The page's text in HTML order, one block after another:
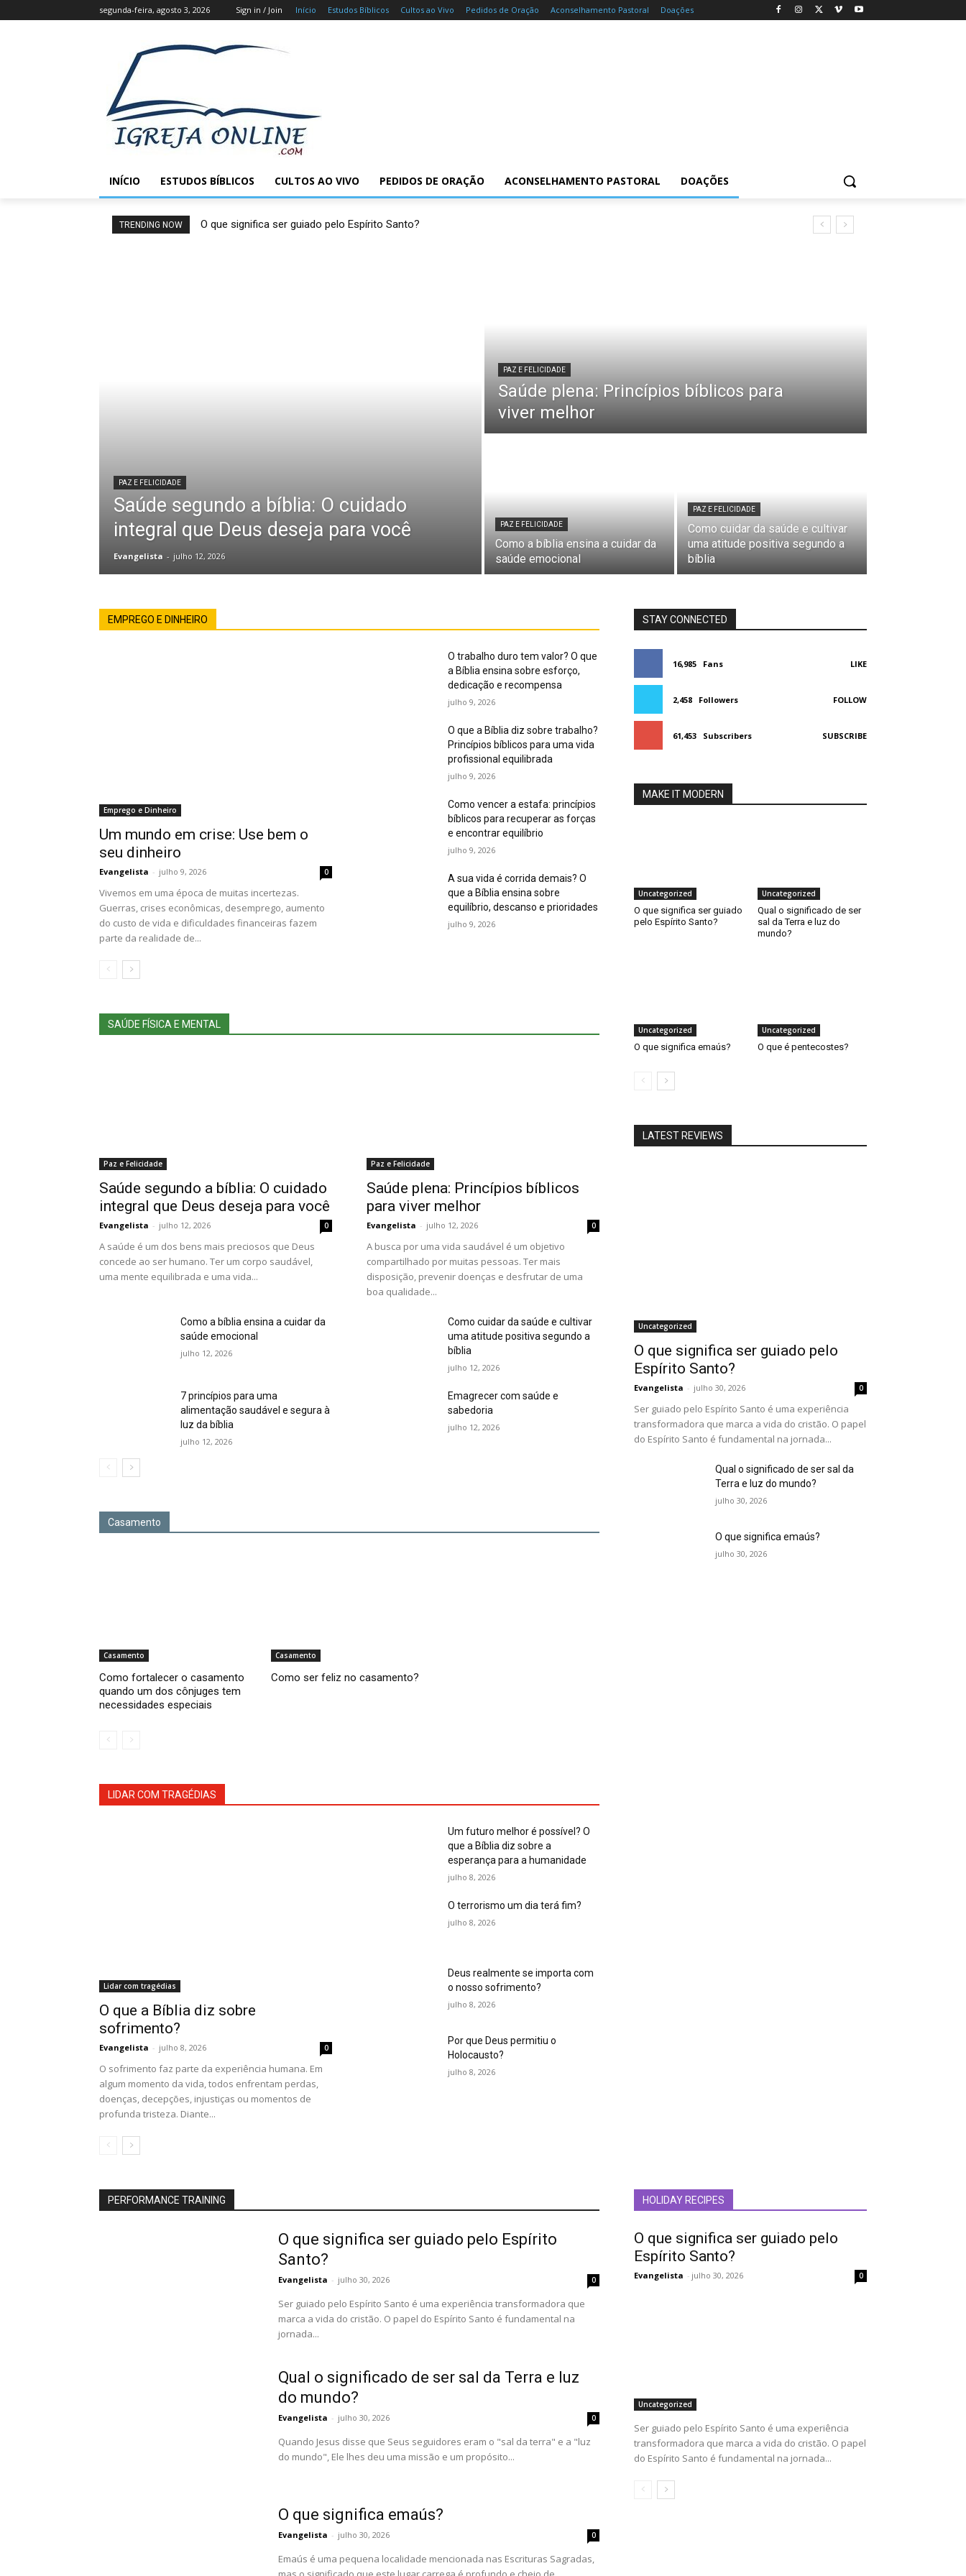
segunda-feira, agosto 3, 2026 Sign in / Join Início Estudos Bíblicos Cultos ao Vivo Pedidos de Oração Aconselhamento Pastoral Doações
INÍCIO ESTUDOS BÍBLICOS CULTOS AO VIVO PEDIDOS DE ORAÇÃO ACONSELHAMENTO PASTORAL DOAÇÕES
TRENDING NOW O que significa ser guiado pelo Espírito Santo?
PAZ E FELICIDADE
Saúde segundo a bíblia: O cuidado
integral que Deus deseja para você
Evangelista - julho 12, 2026
PAZ E FELICIDADE
Saúde plena: Princípios bíblicos para
viver melhor
PAZ E FELICIDADE
Como a bíblia ensina a cuidar da
saúde emocional
PAZ E FELICIDADE
Como cuidar da saúde e cultivar
uma atitude positiva segundo a
bíblia
EMPREGO E DINHEIRO
Emprego e Dinheiro
Um mundo em crise: Use bem o
seu dinheiro
Evangelista - julho 9, 2026 0
Vivemos em uma época de muitas incertezas.
Guerras, crises econômicas, desemprego, aumento
do custo de vida e dificuldades financeiras fazem
parte da realidade de...
O trabalho duro tem valor? O que
a Bíblia ensina sobre esforço,
dedicação e recompensa
julho 9, 2026
O que a Bíblia diz sobre trabalho?
Princípios bíblicos para uma vida
profissional equilibrada
julho 9, 2026
Como vencer a estafa: princípios
bíblicos para recuperar as forças
e encontrar equilíbrio
julho 9, 2026
A sua vida é corrida demais? O
que a Bíblia ensina sobre
equilíbrio, descanso e prioridades
julho 9, 2026
SAÚDE FÍSICA E MENTAL
Paz e Felicidade
Saúde segundo a bíblia: O cuidado
integral que Deus deseja para você
Evangelista - julho 12, 2026 0
A saúde é um dos bens mais preciosos que Deus
concede ao ser humano. Ter um corpo saudável,
uma mente equilibrada e uma vida...
Paz e Felicidade
Saúde plena: Princípios bíblicos
para viver melhor
Evangelista - julho 12, 2026 0
A busca por uma vida saudável é um objetivo
compartilhado por muitas pessoas. Ter mais
disposição, prevenir doenças e desfrutar de uma
boa qualidade...
Como a bíblia ensina a cuidar da
saúde emocional
julho 12, 2026
Como cuidar da saúde e cultivar
uma atitude positiva segundo a
bíblia
julho 12, 2026
7 princípios para uma
alimentação saudável e segura à
luz da bíblia
julho 12, 2026
Emagrecer com saúde e
sabedoria
julho 12, 2026
Casamento
Casamento
Como fortalecer o casamento
quando um dos cônjuges tem
necessidades especiais
Casamento
Como ser feliz no casamento?
LIDAR COM TRAGÉDIAS
Lidar com tragédias
O que a Bíblia diz sobre
sofrimento?
Evangelista - julho 8, 2026 0
O sofrimento faz parte da experiência humana. Em
algum momento da vida, todos enfrentam perdas,
doenças, decepções, injustiças ou momentos de
profunda tristeza. Diante...
Um futuro melhor é possível? O
que a Bíblia diz sobre a
esperança para a humanidade
julho 8, 2026
O terrorismo um dia terá fim?
julho 8, 2026
Deus realmente se importa com
o nosso sofrimento?
julho 8, 2026
Por que Deus permitiu o
Holocausto?
julho 8, 2026
STAY CONNECTED
16,985 Fans LIKE
2,458 Followers FOLLOW
61,453 Subscribers SUBSCRIBE
MAKE IT MODERN
Uncategorized
O que significa ser guiado
pelo Espírito Santo?
Uncategorized
Qual o significado de ser
sal da Terra e luz do
mundo?
Uncategorized
O que significa emaús?
Uncategorized
O que é pentecostes?
LATEST REVIEWS
Uncategorized
O que significa ser guiado pelo
Espírito Santo?
Evangelista - julho 30, 2026 0
Ser guiado pelo Espírito Santo é uma experiência
transformadora que marca a vida do cristão. O papel
do Espírito Santo é fundamental na jornada...
Qual o significado de ser sal da
Terra e luz do mundo?
julho 30, 2026
O que significa emaús?
julho 30, 2026
PERFORMANCE TRAINING
O que significa ser guiado pelo Espírito
Santo?
Evangelista - julho 30, 2026 0
Ser guiado pelo Espírito Santo é uma experiência transformadora que
marca a vida do cristão. O papel do Espírito Santo é fundamental na
jornada...
Qual o significado de ser sal da Terra e luz
do mundo?
Evangelista - julho 30, 2026 0
Quando Jesus disse que Seus seguidores eram o "sal da terra" e a "luz
do mundo", Ele lhes deu uma missão e um propósito...
O que significa emaús?
Evangelista - julho 30, 2026 0
Emaús é uma pequena localidade mencionada nas Escrituras Sagradas,
HOLIDAY RECIPES
O que significa ser guiado pelo
Espírito Santo?
Evangelista - julho 30, 2026 0
Uncategorized
Ser guiado pelo Espírito Santo é uma experiência
transformadora que marca a vida do cristão. O papel
do Espírito Santo é fundamental na jornada...